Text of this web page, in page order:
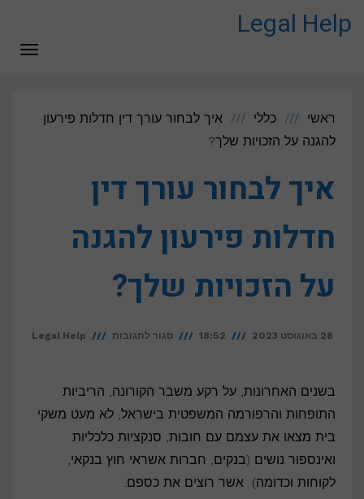
לתוכן
Legal Help
ראשי כללי
איך לבחור עורך דין חדלות פירעון
להגנה על הזכויות שלך?
איך לבחור עורך דין
חדלות פירעון להגנה
על הזכויות שלך?
28 באוגוסט 2023 18:52 סגור לתגובות על
עורך
דין
חדלות
Legal Help
בשנים האחרונות, על רקע משבר הקורונה, הריביות
התופחות והרפורמה המשפטית בישראל, לא מעט משקי
בית מצאו את עצמם עם חובות, סנקציות כלכליות
ואינספור נושים (בנקים, חברות אשראי חוץ בנקאי,
לקוחות וכדומה) אשר רוצים את כספם.